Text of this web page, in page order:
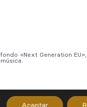
«Next Generation
Aceptar